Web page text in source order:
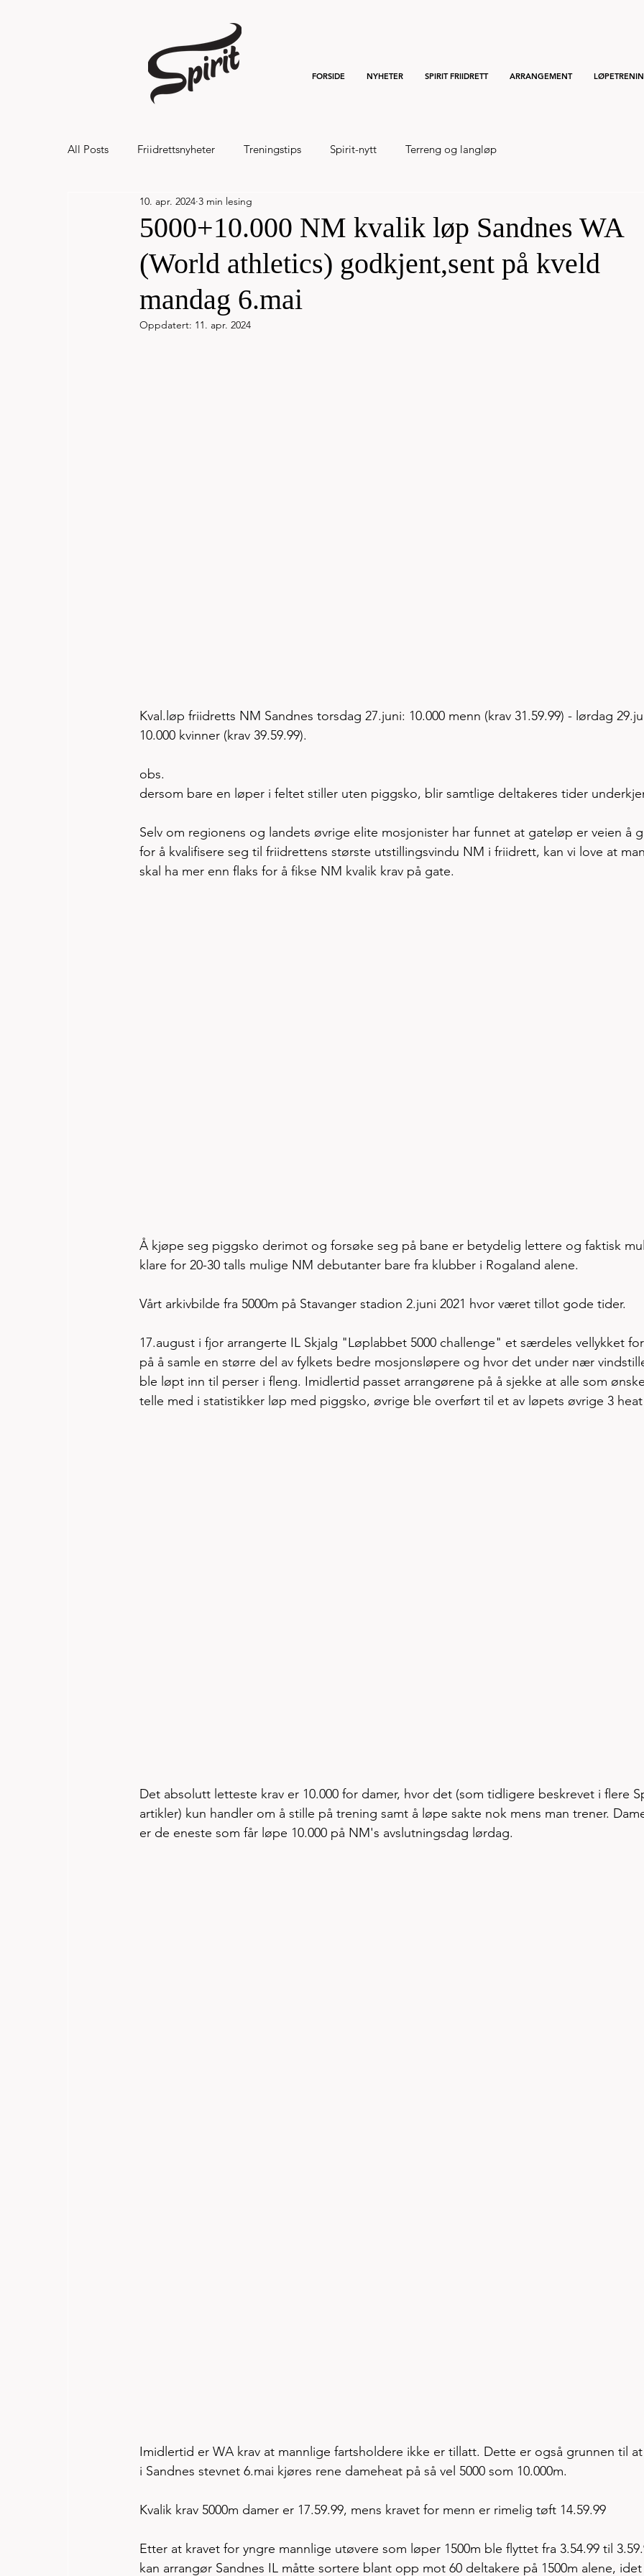
FORSIDE NYHETER SPIRIT FRIIDRETT ARRANGEMENT
All Posts Friidrettsnyheter Treningstips Spirit-nytt Terreng og langløp
Hålandsvannet halvmaraton og 7km 20
5000+10.000 NM kvalik løp Sandnes WA
(World athletics) godkjent,sent på kveld
mandag 6.mai
10. apr. 2024 3 min lesing
Oppdatert: 11. apr. 2024
Kval.løp friidretts NM Sandnes torsdag 27.juni: 10.000 menn (krav 31.59.99) - lørdag
10.000 kvinner (krav 39.59.99).
obs.
dersom bare en løper i feltet stiller uten piggsko, blir samtlige deltakeres tider
Selv om regionens og landets øvrige elite mosjonister har funnet at gateløp er veien å
for å kvalifisere seg til friidrettens største utstillingsvindu NM i friidrett, kan vi love at
skal ha mer enn flaks for å fikse NM kvalik krav på gate.
Å kjøpe seg piggsko derimot og forsøke seg på bane er betydelig lettere og faktisk
klare for 20-30 talls mulige NM debutanter bare fra klubber i Rogaland alene.
Vårt arkivbilde fra 5000m på Stavanger stadion 2.juni 2021 hvor været tillot gode tider.
17.august i fjor arrangerte IL Skjalg "Løplabbet 5000 challenge" et særdeles vellykket
på å samle en større del av fylkets bedre mosjonsløpere og hvor det under nær
ble løpt inn til perser i fleng. Imidlertid passet arrangørene på å sjekke at alle som
telle med i statistikker løp med piggsko, øvrige ble overført til et av løpets øvrige 3 heat
Det absolutt letteste krav er 10.000 for damer, hvor det (som tidligere beskrevet i flere
artikler) kun handler om å stille på trening samt å løpe sakte nok mens man trener.
er de eneste som får løpe 10.000 på NM's avslutningsdag lørdag.
Imidlertid er WA krav at mannlige fartsholdere ikke er tillatt. Dette er også grunnen til
i Sandnes stevnet 6.mai kjøres rene dameheat på så vel 5000 som 10.000m.
Kvalik krav 5000m damer er 17.59.99, mens kravet for menn er rimelig tøft 14.59.99
Etter at kravet for yngre mannlige utøvere som løper 1500m ble flyttet fra 3.54.99 til
kan arrangør Sandnes IL måtte sortere blant opp mot 60 deltakere på 1500m alene,